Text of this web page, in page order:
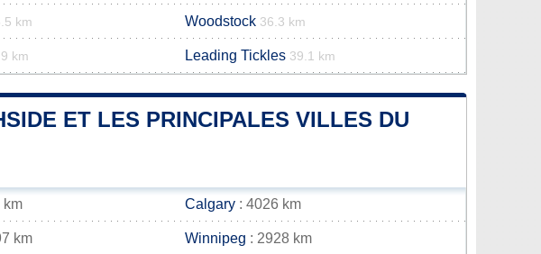
km Woodstock 36.3 km
km Leading Tickles 39.1 km
ET LES PRINCIPALES VILLES DU
km Calgary : 4026 km
km Winnipeg : 2928 km